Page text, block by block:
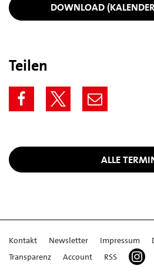
DOWNLOAD
Teilen
ALLE
Kontakt Newsletter Impressum
Transparenz
Account RSS